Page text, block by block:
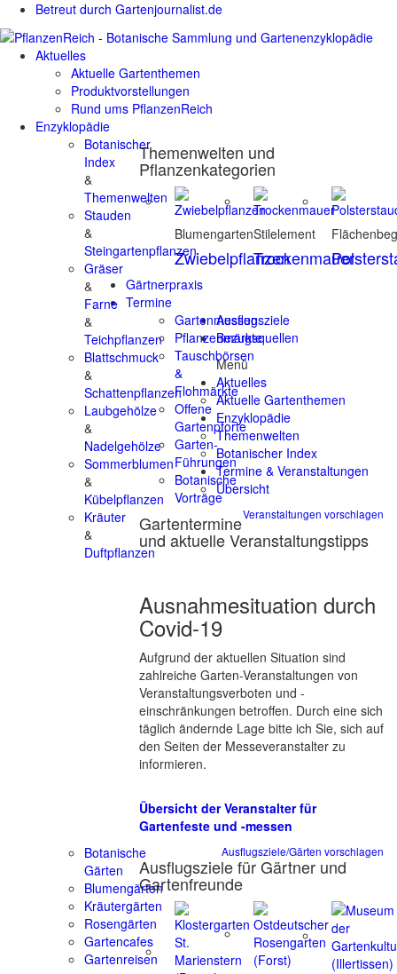
Betreut durch Gartenjournalist.de
Aktuelles
Aktuelle Gartenthemen
Produktvorstellungen
Rund ums PflanzenReich
Enzyklopädie
Botanischer
Index
&
Themenwelten
Stauden
&
Steingartenpflanzen
Gräser
&
Farne
&
Teichpflanzen
Blattschmuck
&
Schattenpflanzen
Laubgehölze
&
Nadelgehölze
Sommerblumen
&
Kübelpflanzen
Kräuter
&
Duftpflanzen
Themenwelten und
Pflanzenkategorien
Blumengarten
Zwiebelpflanzen
Stilelement
Trockenmauer
Gärtnerpraxis
Termine
Gartenmessen
Pflanzenmärkte
Tauschbörsen
&
Flohmärkte
Offene
Gartenpforte
Garten-
Führungen
Botanische
Vorträge
Veranstaltungen vorschlagen
Gartentermine
und aktuelle Veranstaltungstipps
Ausnahmesituation durch
Covid-19
Aufgrund der aktuellen Situation sind
zahlreiche Garten-Veranstaltungen von
Veranstaltungsverboten und -
einschränkungen betroffen. Durch eine sich
täglich ändernde Lage bitte ich Sie, sich auf
den Seiten der Messeveranstalter zu
informieren.
Übersicht der Veranstalter für
Gartenfeste und -messen
Ausflugsziele
Botanische
Gärten
Blumengärten
Kräutergärten
Rosengärten
Gartencafes
Gartenreisen
Ausflugsziele/Gärten vorschlagen
Ausflugsziele für Gärtner und
Gartenfreunde
Bezugsquellen
Menü
Aktuelles
Aktuelle Gartenthemen
Enzyklopädie
Themenwelten
Botanischer Index
Termine & Veranstaltungen
Übersicht